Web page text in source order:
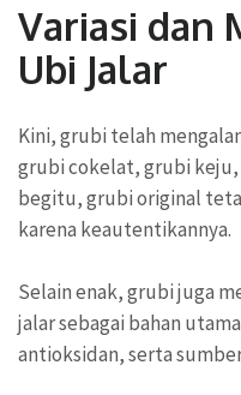
Variasi dan
Ubi Jalar
Kini, grubi telah
grubi cokelat, grubi keju,
begitu, grubi original
karena keautentikannya.
Selain enak, grubi juga
jalar sebagai bahan
antioksidan, serta